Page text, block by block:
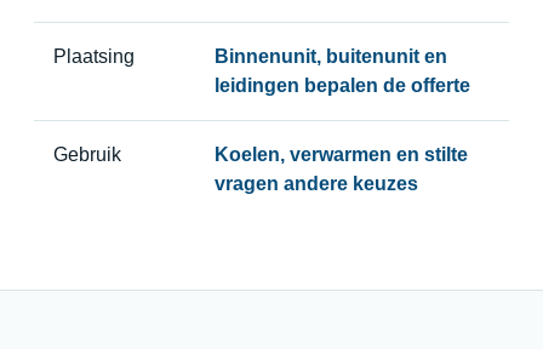
Plaatsing
Binnenunit, buitenunit en
leidingen bepalen de offerte
Gebruik
Koelen, verwarmen en stilte
vragen andere keuzes